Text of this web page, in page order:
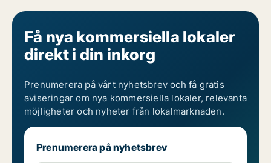
Få nya kommersiella lokaler
direkt i din inkorg
Prenumerera på vårt nyhetsbrev och få gratis
aviseringar om nya kommersiella lokaler, relevanta
möjligheter och nyheter från lokalmarknaden.
Prenumerera på nyhetsbrev